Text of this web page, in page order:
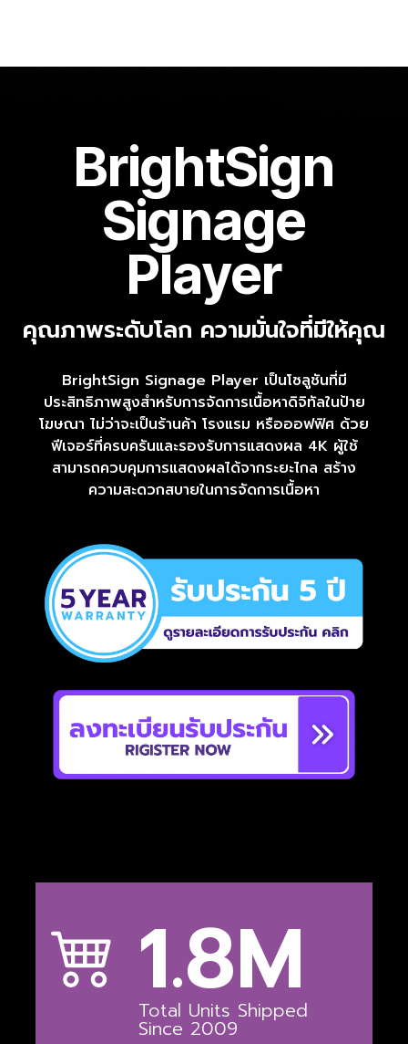
BrightSign
Signage
Player
คุณภาพระดับโลก ความมั่นใจที่มีให้คุณ
BrightSign Signage Player เป็นโซลูชันที่มี
ประสิทธิภาพสูงสำหรับการจัดการเนื้อหาดิจิทัลในป้าย
โฆษณา ไม่ว่าจะเป็นร้านค้า โรงแรม หรือออฟฟิศ ด้วย
ฟีเจอร์ที่ครบครันและรองรับการแสดงผล 4K ผู้ใช้
สามารถควบคุมการแสดงผลได้จากระยะไกล สร้าง
ความสะดวกสบายในการจัดการเนื้อหา
1.8M
Total Units Shipped
Since 2009